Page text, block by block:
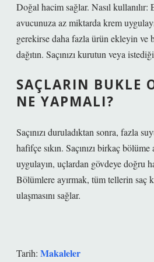
Doğal hacim sağlar. Nasıl
avucunuza az miktarda krem
gerekirse daha fazla ürün ekleyin ve
dağıtın. Saçınızı kurutun veya
SAÇLARIN BUKLE
NE YAPMALI?
Saçınızı duruladıktan sonra, fazla
hafifçe sıkın. Saçınızı birkaç
uygulayın, uçlardan gövdeye doğru
Bölümlere ayırmak, tüm tellerin saç
ulaşmasını sağlar.
Tarih: Makaleler